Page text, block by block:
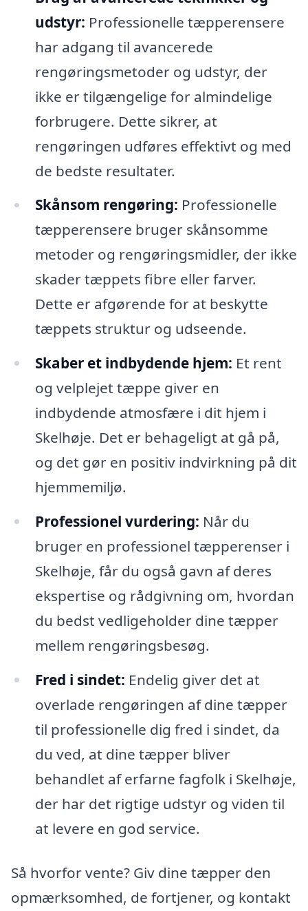
udstyr: Professionelle tæpperensere
har adgang til avancerede
rengøringsmetoder og udstyr, der
ikke er tilgængelige for almindelige
forbrugere. Dette sikrer, at
rengøringen udføres effektivt og med
de bedste resultater.
Skånsom rengøring: Professionelle
tæpperensere bruger skånsomme
metoder og rengøringsmidler, der ikke
skader tæppets fibre eller farver.
Dette er afgørende for at beskytte
tæppets struktur og udseende.
Skaber et indbydende hjem: Et rent
og velplejet tæppe giver en
indbydende atmosfære i dit hjem i
Skelhøje. Det er behageligt at gå på,
og det gør en positiv indvirkning på dit
hjemmemiljø.
Professionel vurdering: Når du
bruger en professionel tæpperenser i
Skelhøje, får du også gavn af deres
ekspertise og rådgivning om, hvordan
du bedst vedligeholder dine tæpper
mellem rengøringsbesøg.
Fred i sindet: Endelig giver det at
overlade rengøringen af dine tæpper
til professionelle dig fred i sindet, da
du ved, at dine tæpper bliver
behandlet af erfarne fagfolk i Skelhøje,
der har det rigtige udstyr og viden til
at levere en god service.
Så hvorfor vente? Giv dine tæpper den
opmærksomhed, de fortjener, og kontakt